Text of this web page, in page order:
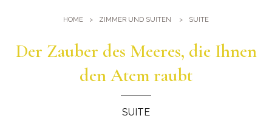
Sauna und Türkisches Bad
Events und Tagungen
Tagung im Quisisana
Bildergalerie
HOME ZIMMER UND SUITEN SUITE
Der Zauber des Meeres, die Ihnen
den Atem raubt
SUITE